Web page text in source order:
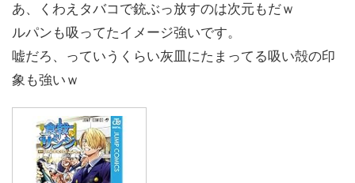
あ、くわえタバコで銃ぶっ放すのは次元もだｗ
ルパンも吸ってたイメージ強いです。
嘘だろ、っていうくらい灰皿にたまってる吸い殻の印
象も強いｗ